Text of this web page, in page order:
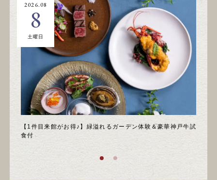
【1件目来館がお得♪】緑溢れるガーデン体験＆豪華神戸牛試
食付
2026.08
8
土曜日